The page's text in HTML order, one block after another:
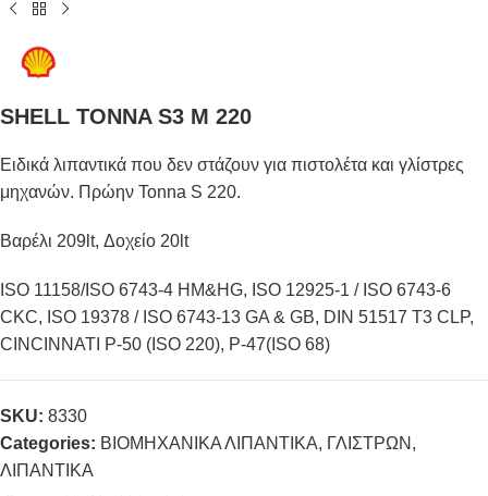
SHELL TONNA S3 M 220
Ειδικά λιπαντικά που δεν στάζουν για πιστολέτα και γλίστρες
μηχανών. Πρώην Tonna S 220.
Βαρέλι 209lt, Δοχείο 20lt
ISO 11158/ISO 6743-4 HM&HG, ISO 12925-1 / ISO 6743-6
CKC, ISO 19378 / ISO 6743-13 GA & GB, DIN 51517 T3 CLP,
CINCINNATI P-50 (ISO 220), P-47(ISO 68)
SKU: 8330
Categories: ΒΙΟΜΗΧΑΝΙΚΑ ΛΙΠΑΝΤΙΚΑ, ΓΛΙΣΤΡΩΝ ,
ΛΙΠΑΝΤΙΚΑ